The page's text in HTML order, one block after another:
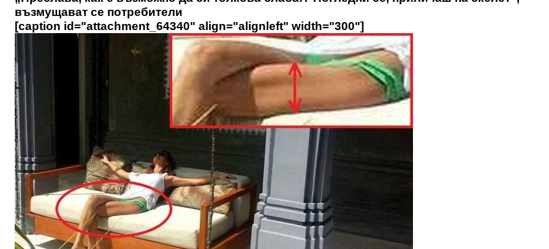
възмущават се потребители
[caption id="attachment_64340" align="alignleft" width="300"]